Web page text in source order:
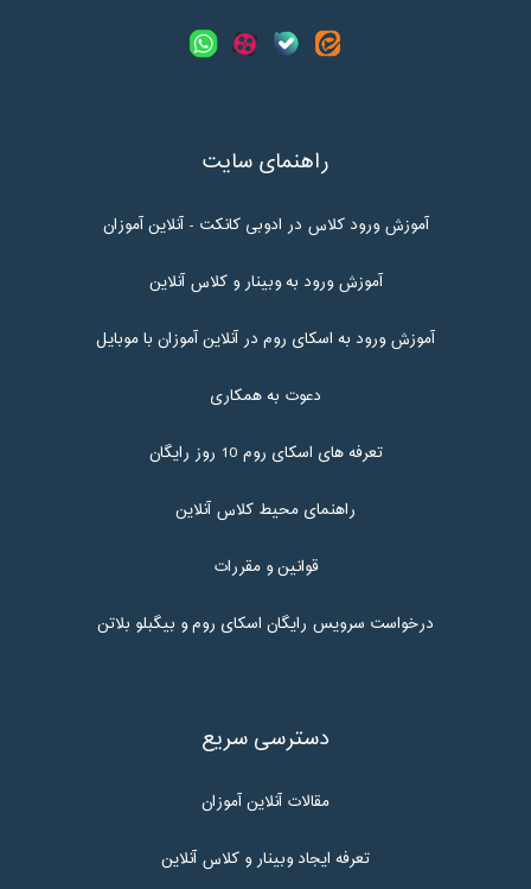
راهنمای سایت
آموزش ورود کلاس در ادوبی کانکت - آنلاین آموزان
آموزش ورود به وبینار و کلاس آنلاین
آموزش ورود به اسکای روم در آنلاین آموزان با موبایل
دعوت به همکاری
تعرفه های اسکای روم 10 روز رایگان
راهنمای محیط کلاس آنلاین
قوانین و مقررات
درخواست سرویس رایگان اسکای روم و بیگبلو بلاتن
دسترسی سریع
مقالات آنلاین آموزان
تعرفه ایجاد وبینار و کلاس آنلاین